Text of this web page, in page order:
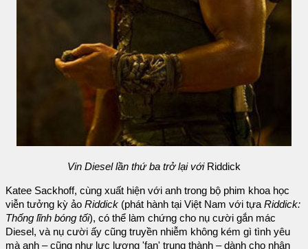
Vin Diesel lần thứ ba trở lại vớiRiddick
Katee Sackhoff, cùng xuất hiện với anh trong bộ phim khoa học
viễn tưởng kỳ ảo Riddick (phát hành tại Việt Nam với tựa Riddick:
Thống lĩnh bóng tối), có thể làm chứng cho nụ cười gắn mác
Diesel, và nụ cười ấy cũng truyền nhiễm không kém gì tình yêu
mà anh – cũng như lực lượng 'fan' trung thành – dành cho nhân